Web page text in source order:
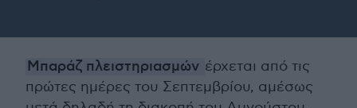
Μπαράζ πλειστηριασμών έρχεται από τις
πρώτες ημέρες του Σεπτεμβρίου, αμέσως